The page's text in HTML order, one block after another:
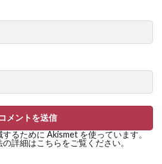
るために Akismet を使っています。
詳細はこちらをご覧ください。